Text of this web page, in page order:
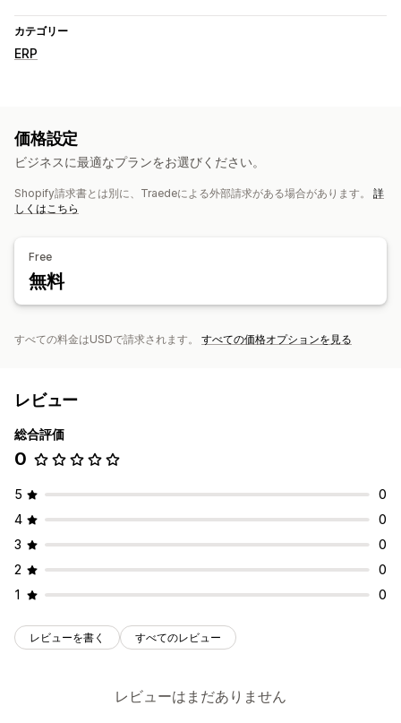
カテゴリー
ERP
価格設定
ビジネスに最適なプランをお選びください。
Shopify請求書とは別に、Traedeによる外部請求がある場合があります。 詳
しくはこちら
Free
無料
すべての料金はUSDで請求されます。 すべての価格オプションを見る
レビュー
総合評価
0
5
0
4
0
3
0
2
0
1
0
レビューを書く すべてのレビュー
レビューはまだありません